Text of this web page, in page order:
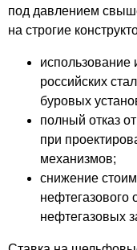
под давлением
на строгие
использование
российских
буровых
полный отказ
при
механизмов;
снижение
нефтегазового
нефтегазовых